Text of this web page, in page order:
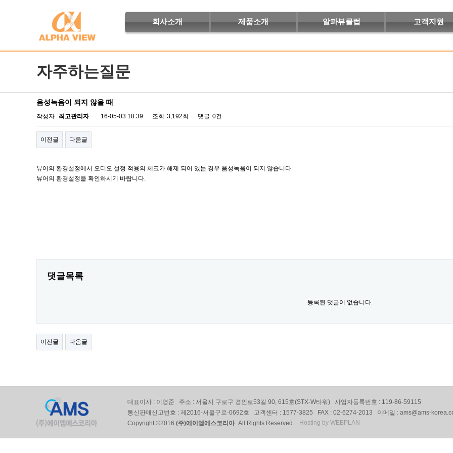
회사소개 제품소개 알파뷰클럽 고객지원
자주하는질문
음성녹음이 되지 않을 때
작성자 최고관리자 16-05-03 18:39 조회 3,192회 댓글 0건
이전글 다음글
뷰어의 환경설정에서 오디오 설정 적용의 체크가 해제 되어 있는 경우 음성녹음이 되지 않습니다.
뷰어의 환경설정을 확인하시기 바랍니다.
댓글목록
등록된 댓글이 없습니다.
이전글 다음글
대표이사 : 이영준 주소 : 서울시 구로구 경인로53길 90, 615호(STX-W타워) 사업자등록번호 : 119-86-59115
통신판매신고번호 : 제2016-서울구로-0692호 고객센터 : 1577-3825 FAX : 02-6274-2013 이메일 : ams@ams-
Copyright ©2016 (주)에이엠에스코리아 All Rights Reserved. Hosting by WEBPLAN